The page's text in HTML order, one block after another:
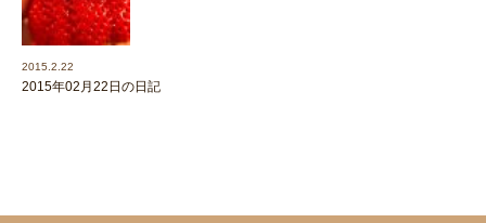
2015.2.22
2015年02月22日の日記